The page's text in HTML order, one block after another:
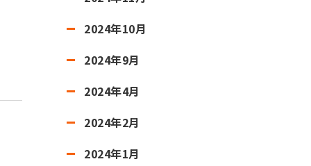
2024年10月
2024年9月
2024年4月
2024年2月
2024年1月